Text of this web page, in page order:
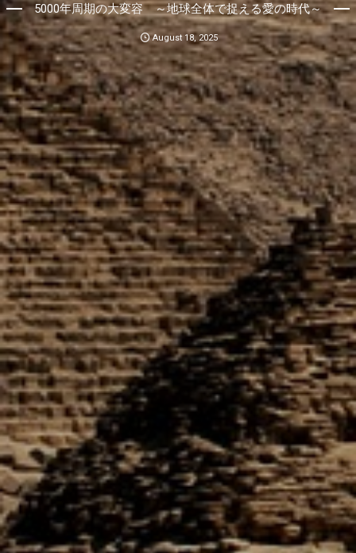
5000年周期の大変容 ～地球全体で捉える愛の時代～
August 18, 2025